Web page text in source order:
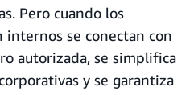
Pero cuando los
internos se conectan con
autorizada, se simplifica
y se garantiza